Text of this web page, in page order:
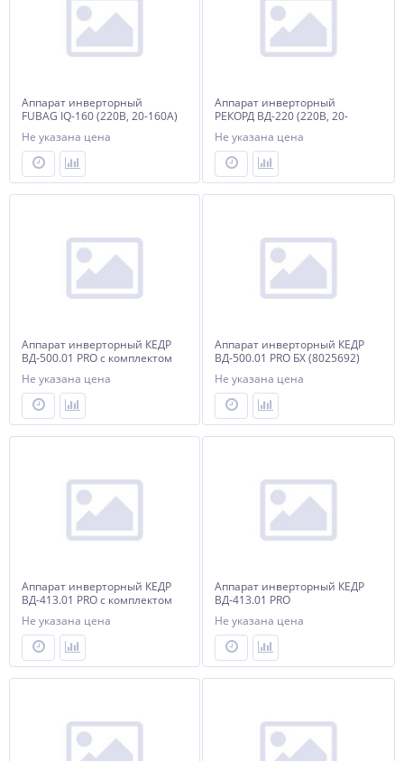
Аппарат инверторный
FUBAG IQ-160 (220В, 20-160А)
Не указана цена
Аппарат инверторный
РЕКОРД ВД-220 (220В, 20-
220А)
Не указана цена
Аппарат инверторный КЕДР
ВД-500.01 PRO с комплектом
Не указана цена
Аппарат инверторный КЕДР
ВД-500.01 PRO БХ (8025692)
Не указана цена
Аппарат инверторный КЕДР
ВД-413.01 PRO с комплектом
Не указана цена
Аппарат инверторный КЕДР
ВД-413.01 PRO
Не указана цена